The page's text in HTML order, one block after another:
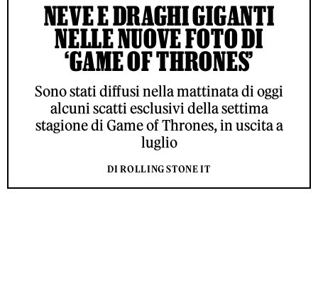
NEVE E DRAGHI GIGANTI
NELLE NUOVE FOTO DI
‘GAME OF THRONES’
Sono stati diffusi nella mattinata di oggi
alcuni scatti esclusivi della settima
stagione di Game of Thrones, in uscita a
luglio
DI ROLLING STONE IT